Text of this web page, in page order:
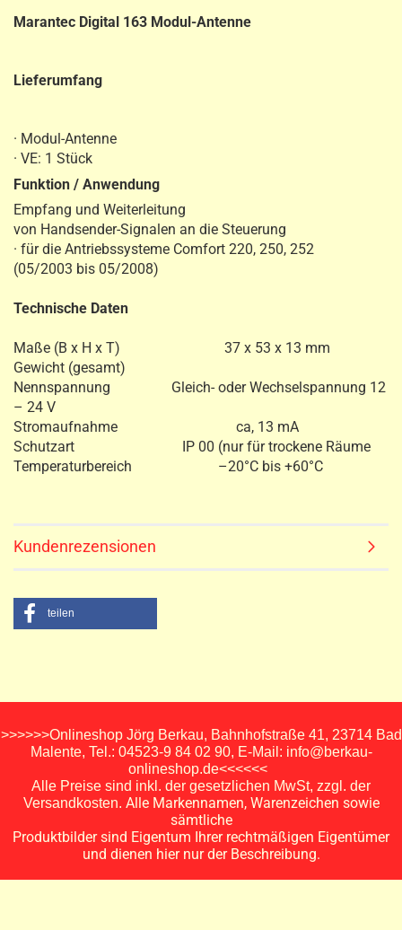
Marantec Digital 163 Modul-Antenne
Lieferumfang
· Modul-Antenne
· VE: 1 Stück
Funktion / Anwendung
Empfang und Weiterleitung
von Handsender-Signalen an die Steuerung
· für die Antriebssysteme Comfort 220, 250, 252
(05/2003 bis 05/2008)
Technische Daten
Maße (B x H x T) 37 x 53 x 13 mm
Gewicht (gesamt)
Nennspannung Gleich- oder Wechselspannung 12
– 24 V
Stromaufnahme ca, 13 mA
Schutzart IP 00 (nur für trockene Räume
Temperaturbereich –20°C bis +60°C
Kundenrezensionen
teilen
>>>>>>Onlineshop Jörg Berkau, Bahnhofstraße 41, 23714 Bad
Malente, Tel.: 04523-9 84 02 90, E-Mail: info@berkau-
onlineshop.de<<<<<<
Alle Preise sind inkl. der gesetzlichen MwSt, zzgl. der
Versandkosten. Alle Markennamen, Warenzeichen sowie
sämtliche
Produktbilder sind Eigentum Ihrer rechtmäßigen Eigentümer
und dienen hier nur der Beschreibung.